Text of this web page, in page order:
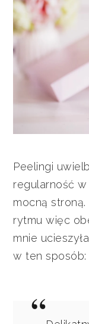
Peelingi
regularność w
mocną
rytmu więc
mnie
w ten sposób: